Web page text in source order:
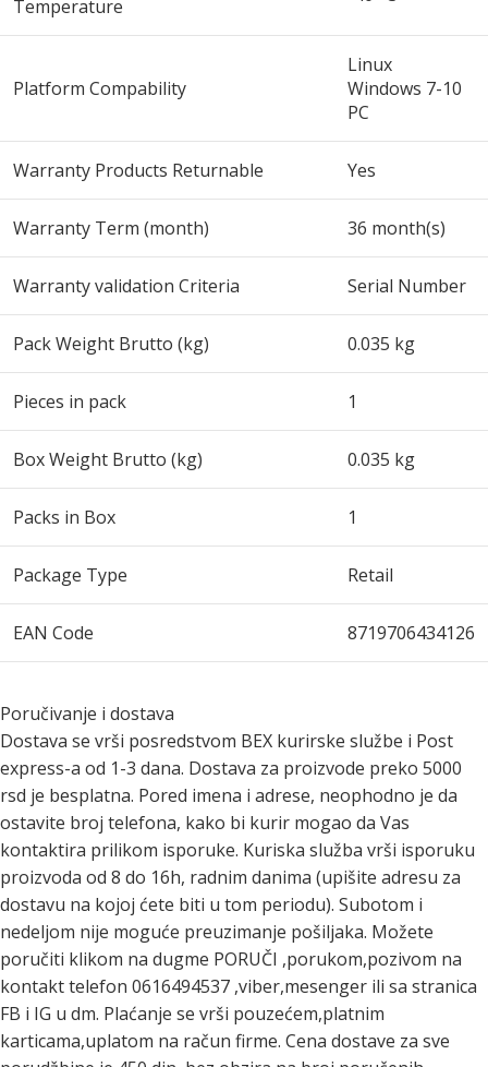
Temperature
Platform Compability
Linux
Windows 7-10
PC
Warranty Products Returnable Yes
Warranty Term (month) 36 month(s)
Warranty validation Criteria Serial Number
Pack Weight Brutto (kg) 0.035 kg
Pieces in pack 1
Box Weight Brutto (kg) 0.035 kg
Packs in Box 1
Package Type Retail
EAN Code 8719706434126
Poručivanje i dostava
Dostava se vrši posredstvom BEX kurirske službe i Post
express-a od 1-3 dana. Dostava za proizvode preko 5000
rsd je besplatna. Pored imena i adrese, neophodno je da
ostavite broj telefona, kako bi kurir mogao da Vas
kontaktira prilikom isporuke. Kuriska služba vrši isporuku
proizvoda od 8 do 16h, radnim danima (upišite adresu za
dostavu na kojoj ćete biti u tom periodu). Subotom i
nedeljom nije moguće preuzimanje pošiljaka. Možete
poručiti klikom na dugme PORUČI ,porukom,pozivom na
kontakt telefon 0616494537 ,viber,mesenger ili sa stranica
FB i IG u dm. Plaćanje se vrši pouzećem,platnim
karticama,uplatom na račun firme. Cena dostave za sve